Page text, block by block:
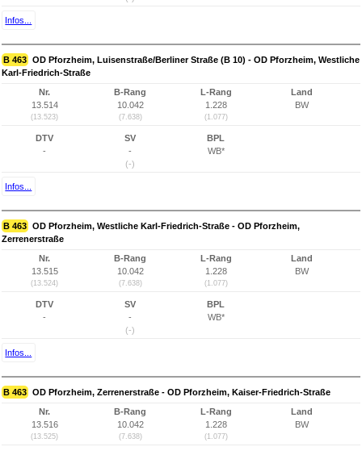
Infos...
B 463 OD Pforzheim, Luisenstraße/Berliner Straße (B 10) - OD Pforzheim, Westliche
Karl-Friedrich-Straße
Nr.
13.514
(13.523)
B-Rang
10.042
(7.638)
L-Rang
1.228
(1.077)
Land
BW
DTV
-
SV
-
(-)
BPL
WB*
Infos...
B 463 OD Pforzheim, Westliche Karl-Friedrich-Straße - OD Pforzheim,
Zerrenerstraße
Nr.
13.515
(13.524)
B-Rang
10.042
(7.638)
L-Rang
1.228
(1.077)
Land
BW
DTV
-
SV
-
(-)
BPL
WB*
Infos...
B 463 OD Pforzheim, Zerrenerstraße - OD Pforzheim, Kaiser-Friedrich-Straße
Nr.
13.516
(13.525)
B-Rang
10.042
(7.638)
L-Rang
1.228
(1.077)
Land
BW